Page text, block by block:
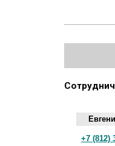
+7 (812)